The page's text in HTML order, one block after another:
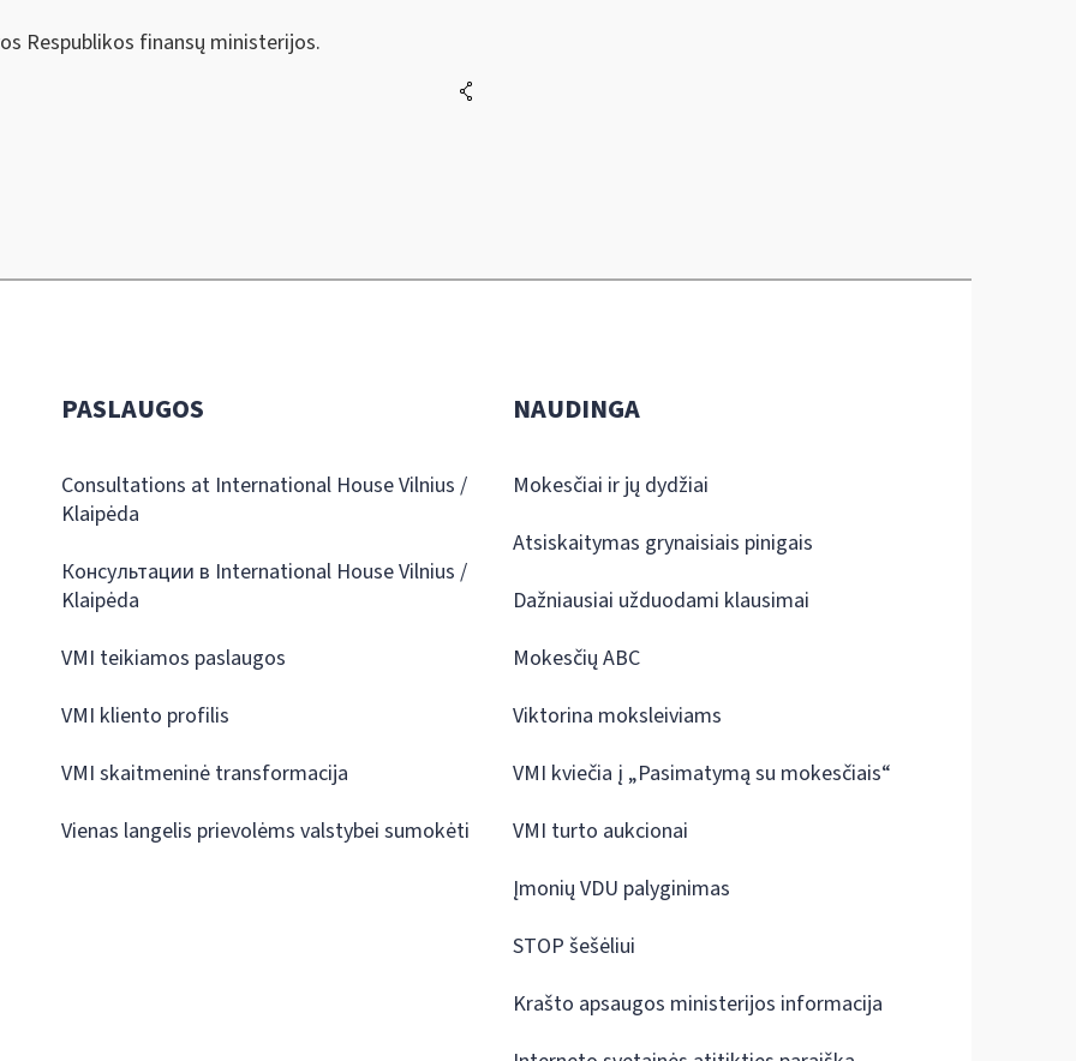
Respublikos finansų ministerijos.
PASLAUGOS
Consultations at International House Vilnius /
Klaipėda
Консультации в International House Vilnius /
Klaipėda
VMI teikiamos paslaugos
VMI kliento profilis
VMI skaitmeninė transformacija
Vienas langelis prievolėms valstybei sumokėti
NAUDINGA
Mokesčiai ir jų dydžiai
Atsiskaitymas grynaisiais pinigais
Dažniausiai užduodami klausimai
Mokesčių ABC
Viktorina moksleiviams
VMI kviečia į „Pasimatymą su mokesčiais“
VMI turto aukcionai
Įmonių VDU palyginimas
STOP šešėliui
Krašto apsaugos ministerijos informacija